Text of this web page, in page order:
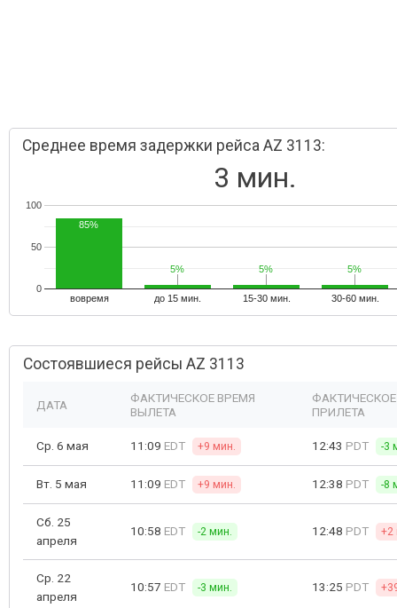
Среднее время задержки рейса AZ 3113:
3 мин.
вовремя до 15 мин. 15-30 мин. 30-60 мин.
0
50
100
85%
5%
5% 5%
5% 5%
5%
Состоявшиеся рейсы AZ 3113
ДАТА
ФАКТИЧЕСКОЕ ВРЕМЯ
ВЫЛЕТА
ПРИЛЕТА
Ср. 6 мая 11:09 EDT +9 мин. 12:43 PDT -3
Вт. 5 мая 11:09 EDT +9 мин. 12:38 PDT -8
Сб. 25
апреля
10:58 EDT -2 мин. 12:48 PDT +2
Ср. 22
апреля
10:57 EDT -3 мин. 13:25 PDT